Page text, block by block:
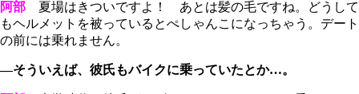
阿部 夏場はきついですよ！ あとは髪の毛ですね。どうして
もヘルメットを被っているとぺしゃんこになっちゃう。デート
の前には乗れません。
―そういえば、彼氏もバイクに乗っていたとか…。